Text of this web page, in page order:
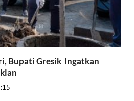
Bupati Gresik Ingatkan